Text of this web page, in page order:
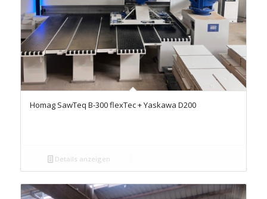
Homag SawTeq B-300 flexTec + Yaskawa D200
Details anzeigen